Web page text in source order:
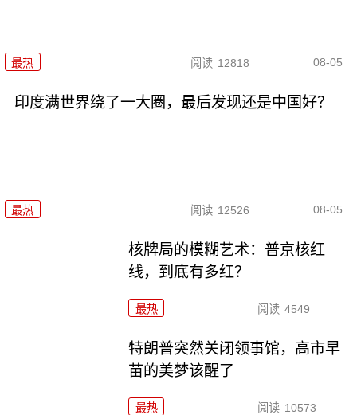
最热 阅读 12818 08-05
印度满世界绕了一大圈，最后发现还是中国好？
最热 阅读 12526 08-05
核牌局的模糊艺术：普京核红
线，到底有多红？
最热 阅读 4549
特朗普突然关闭领事馆，高市早
苗的美梦该醒了
最热 阅读 10573